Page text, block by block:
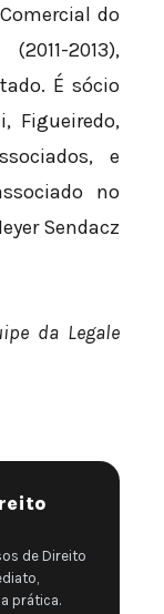
do
2013),
É sócio
Figueiredo,
e
no
Sendacz
da Legale
de Direito
prática.